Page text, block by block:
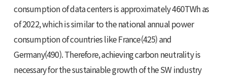
consumption of data centers is approximately 460TWh as
of 2022, which is similar to the national annual power
consumption of countries like France(425) and
Germany(490). Therefore, achieving carbon neutrality is
necessary for the sustainable growth of the SW industry